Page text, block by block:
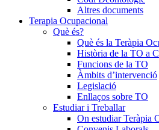
Altres documents
Terapia Ocupacional
Què és?
Què és la Teràpia
Història de la TO a
Funcions de la TO
Àmbits d’intervenció
Legislació
Enllaços sobre TO
Estudiar i Treballar
On estudiar Teràpia